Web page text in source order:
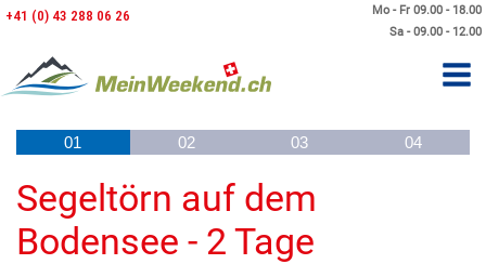
Mo - Fr 09.00 - 18.00
Sa - 09.00 - 12.00
+41 (0) 43 288 06 26
01 02 03 04
Segeltörn auf dem
Bodensee - 2 Tage